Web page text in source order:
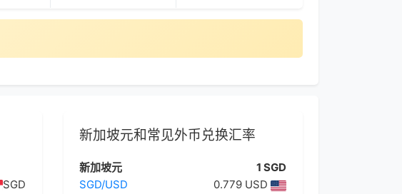
SGD
新加坡元和常见外币兑换汇率
新加坡元
1 SGD
SGD/USD
0.779 USD